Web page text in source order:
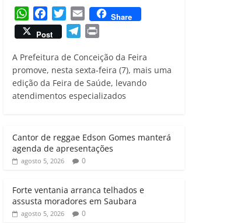
W
h
a
t
s
A
p
a
c
e
b
o
o
w
i
t
t
e
r
m
a
i
l
Share
Post
l
e
g
r
i
n
t
A Prefeitura de Conceição da Feira
promove, nesta sexta-feira (7), mais uma
edição da Feira de Saúde, levando
atendimentos especializados
Cantor de reggae Edson Gomes manterá
agenda de apresentações
agosto 5, 2026 0
Forte ventania arranca telhados e
assusta moradores em Saubara
agosto 5, 2026 0